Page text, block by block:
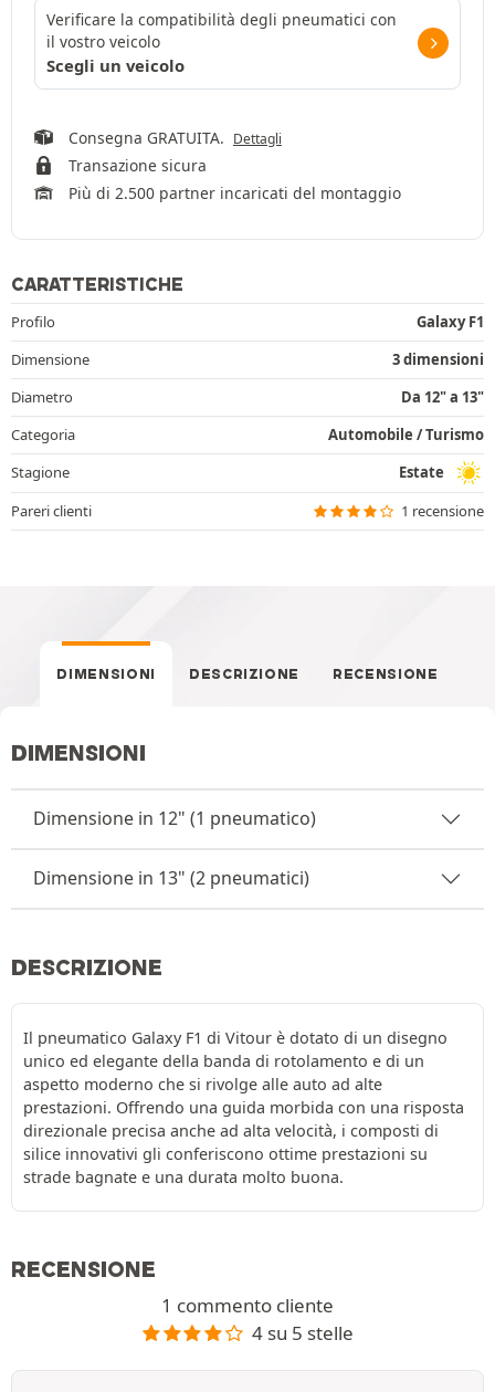
Verificare la compatibilità degli pneumatici con
il vostro veicolo
Scegli un veicolo
Consegna GRATUITA. Dettagli
Transazione sicura
Più di 2.500 partner incaricati del montaggio
CARATTERISTICHE
Profilo
Galaxy F1
Dimensione
3 dimensioni
Diametro
Da 12" a 13"
Categoria
Automobile / Turismo
Stagione
Estate
Pareri clienti
1 recensione
DIMENSIONI DESCRIZIONE RECENSIONE
DIMENSIONI
Dimensione in 12" (1 pneumatico)
Dimensione in 13" (2 pneumatici)
DESCRIZIONE
Il pneumatico Galaxy F1 di Vitour è dotato di un disegno
unico ed elegante della banda di rotolamento e di un
aspetto moderno che si rivolge alle auto ad alte
prestazioni. Offrendo una guida morbida con una risposta
direzionale precisa anche ad alta velocità, i composti di
silice innovativi gli conferiscono ottime prestazioni su
strade bagnate e una durata molto buona.
RECENSIONE
1 commento cliente
4 su 5 stelle